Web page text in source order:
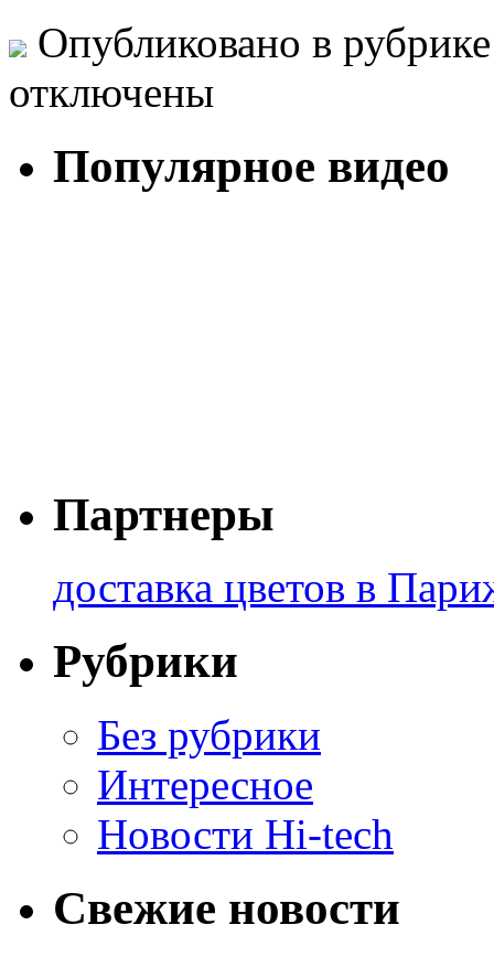
Опубликовано в
отключены
Популярное видео
Партнеры
доставка цветов в
Рубрики
Без рубрики
Интересное
Новости Hi-tech
Свежие новости